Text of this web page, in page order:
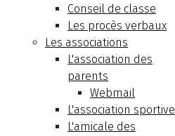
Conseil de classe
Les procès verbaux
Les associations
L'association des
parents
Webmail
L'association sportive
L'amicale des